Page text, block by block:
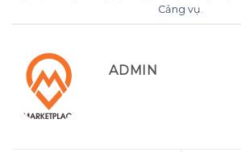
Cảng vụ
ADMIN